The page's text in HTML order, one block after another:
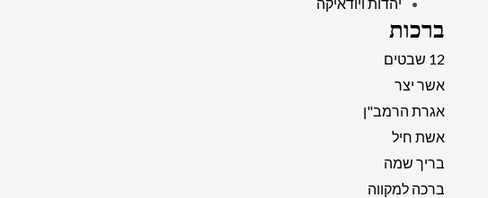
ברכות
12 שבטים
אשר יצר
אגרת הרמב"ן
אשת חיל
בריך שמה
ברכה למקווה